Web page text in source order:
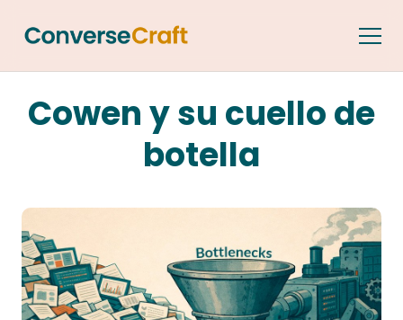
Cowen y su cuello de
botella